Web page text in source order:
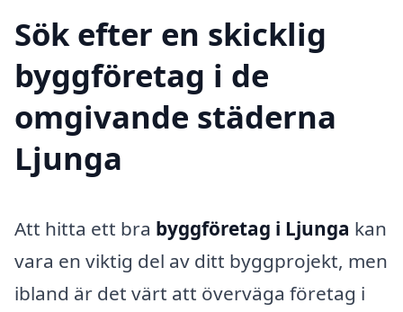
Sök efter en skicklig
byggföretag i de
omgivande städerna
Ljunga
Att hitta ett bra byggföretag i Ljunga kan
vara en viktig del av ditt byggprojekt, men
ibland är det värt att överväga företag i